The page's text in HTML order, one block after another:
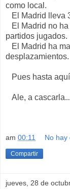
como local.
El Madrid lleva
El Madrid no ha
partidos jugados.
El Madrid ha
desplazamientos.
Pues hasta
Ale, a cascarla...
am 00:11 No hay
Compartir
jueves, 28 de